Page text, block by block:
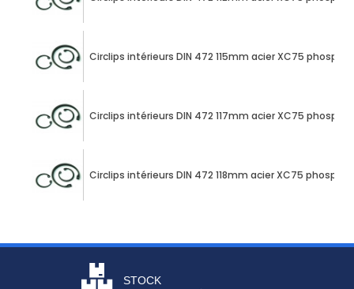
Circlips intérieurs DIN 472 115mm acier XC75
Circlips intérieurs DIN 472 117mm acier XC75
Circlips intérieurs DIN 472 118mm acier XC75
STOCK